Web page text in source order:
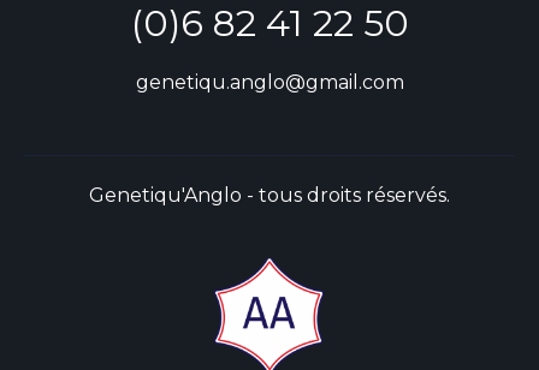
(0)6 82 41 22 50
genetiqu.anglo@gmail.com
Genetiqu'Anglo - tous droits réservés.